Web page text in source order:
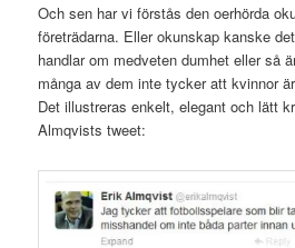
Och sen har vi förstås den oerhörda
företrädarna. Eller okunskap kanske
handlar om medveten dumhet eller så
många av dem inte tycker att kvinnor
Det illustreras enkelt, elegant och lätt
Almqvists tweet: